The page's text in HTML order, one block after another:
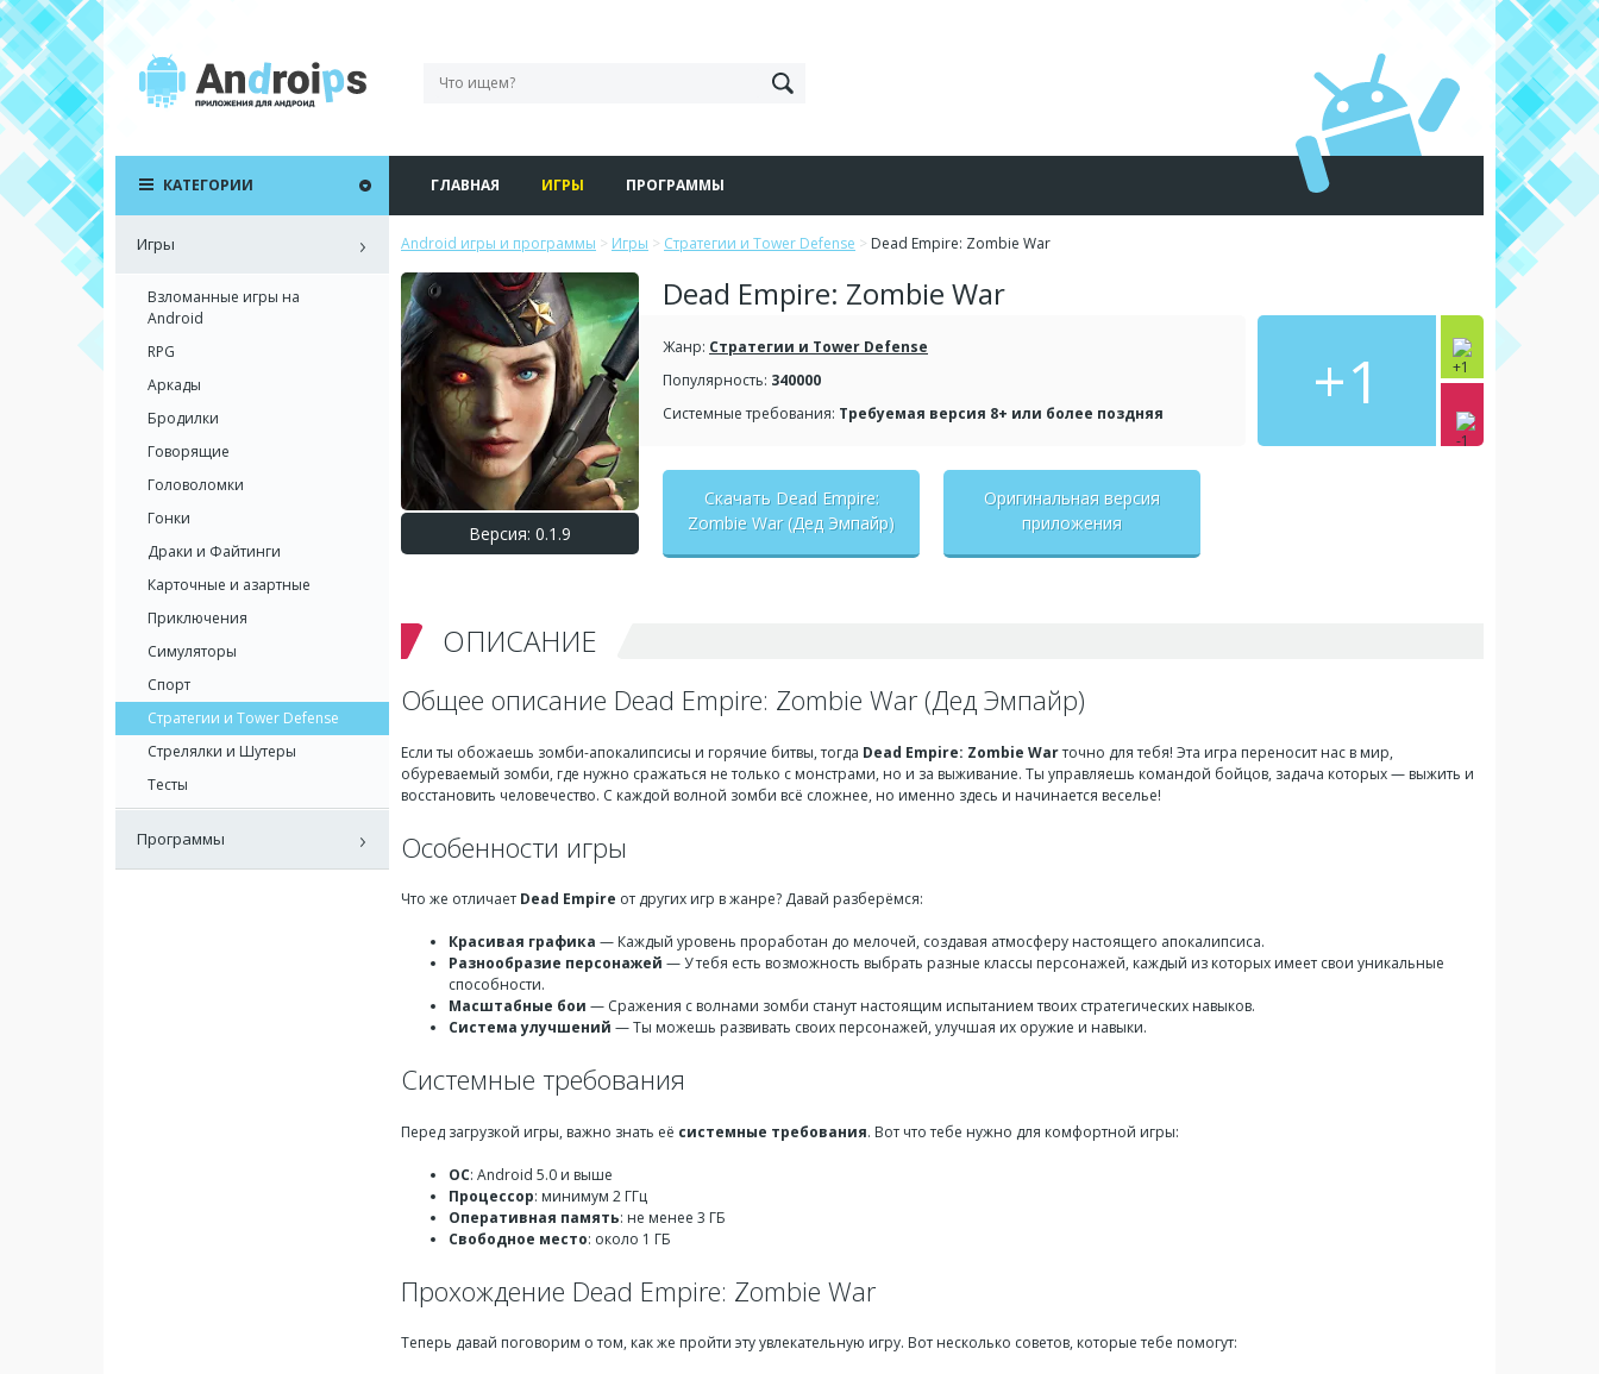
ГЛАВНАЯ ИГРЫ ПРОГРАММЫ
Android игры и программы > Игры > Стратегии и Tower Defense > Dead Empire: Zombie War
Версия: 0.1.9
Dead Empire: Zombie War
+1
Жанр: Стратегии и Tower Defense
Популярность: 340000
Системные требования: Требуемая версия 8+ или более поздняя
Скачать Dead Empire:
Zombie War (Дед Эмпайр)
Оригинальная версия
приложения
ОПИСАНИЕ
Общее описание Dead Empire: Zombie War (Дед Эмпайр)
Если ты обожаешь зомби-апокалипсисы и горячие битвы, тогда Dead Empire: Zombie Warточно для тебя! Эта игра переносит нас в мир,
обуреваемый зомби, где нужно сражаться не только с монстрами, но и за выживание. Ты управляешь командой бойцов, задача которых — выжить и
восстановить человечество. С каждой волной зомби всё сложнее, но именно здесь и начинается веселье!
Особенности игры
Что же отличает Dead Empire от других игр в жанре? Давай разберёмся:
Красивая графика — Каждый уровень проработан до мелочей, создавая атмосферу настоящего апокалипсиса.
Разнообразие персонажей — У тебя есть возможность выбрать разные классы персонажей, каждый из которых имеет свои уникальные
способности.
Масштабные бои — Сражения с волнами зомби станут настоящим испытанием твоих стратегических навыков.
Система улучшений — Ты можешь развивать своих персонажей, улучшая их оружие и навыки.
Системные требования
Перед загрузкой игры, важно знать её системные требования. Вот что тебе нужно для комфортной игры:
ОС: Android 5.0 и выше
Процессор: минимум 2 ГГц
Оперативная память: не менее 3 ГБ
Свободное место: около 1 ГБ
Прохождение Dead Empire: Zombie War
Теперь давай поговорим о том, как же пройти эту увлекательную игру. Вот несколько советов, которые тебе помогут:
КАТЕГОРИИ
Игры
Взломанные игры на
Android
RPG
Аркады
Бродилки
Говорящие
Головоломки
Гонки
Драки и Файтинги
Карточные и азартные
Приключения
Симуляторы
Спорт
Стратегии и Tower Defense
Стрелялки и Шутеры
Тесты
Программы